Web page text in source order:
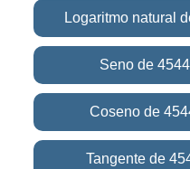
Logaritmo natural
Seno de
Coseno de
Tangente de